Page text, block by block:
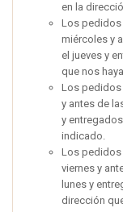
en la
Los pedidos
miércoles y
el jueves y
que nos
Los pedidos
y antes de
y
indicado.
Los pedidos
viernes y
lunes y
dirección